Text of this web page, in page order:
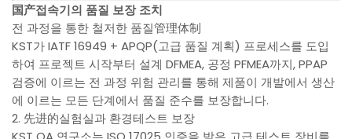
国产접속기의 품질 보장 조치
전 과정을 통한 철저한 품질管理体制
KST가 IATF 16949 + APQP(고급 품질 계획) 프로세스를 도입
하여 프로젝트 시작부터 설계 DFMEA, 공정 PFMEA까지, PPAP
검증에 이르는 전 과정 위험 관리를 통해 제품이 개발에서 생산
에 이르는 모든 단계에서 품질 준수를 보장합니다.
2. 先进的실험실과 환경테스트 보장